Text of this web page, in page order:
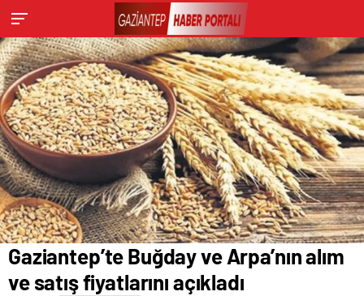
Gaziantep’te Buğday ve Arpa’nın alım
ve satış fiyatlarını açıkladı